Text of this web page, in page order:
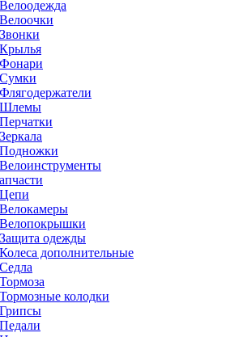
Велоодежда
Велоочки
Звонки
Крылья
Фонари
Сумки
Флягодержатели
Шлемы
Перчатки
Зеркала
Подножки
Велоинструменты
Цепи
Велокамеры
Велопокрышки
Защита одежды
Колеса дополнительные
Седла
Тормоза
Тормозные колодки
Грипсы
Педали